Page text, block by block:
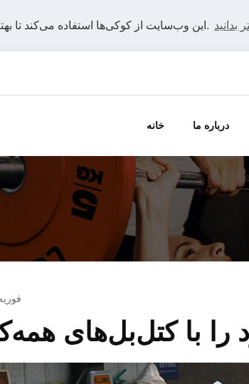
این وب‌سایت از کوکی‌ها استفاده می‌کند تا بهترین تجربه را در وب‌سایت ما داشته باشید. بدانید
خانه درباره ما
۲۱ فوریه
با کتل‌بل‌های